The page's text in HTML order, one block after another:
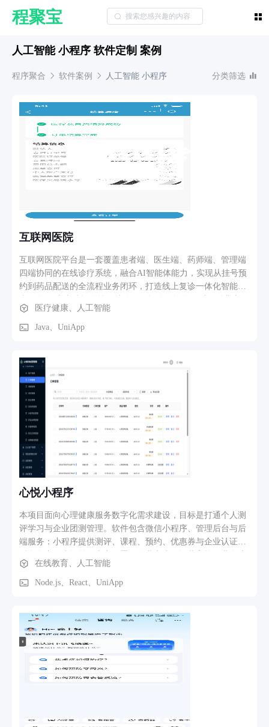
程聚宝
人工智能 小程序 软件定制 案例
程序聚合 软件案例 人工智能 小程序 分类筛选
互联网医院
互联网医院平台是一套覆盖患者端、医生端、药师端、管理端
四端协同的在线诊疗系统，融合AI智能体能力，实现从挂号预
约到药品配送的全流程业务闭环，打造线上复诊一体化智能诊
付、药品配送等核心功能。患者挂号时，智能分诊Agent根据主
诉症状自动推荐科室与医生，降低患者选择门槛；预问诊阶
检查单及病历，支持诊间多渠道缴费与药品配送或院内自提。
医生端涵盖排班管理、接诊会话、电子病历、处方管理、检查
检验、患者360视图及医保监管等模块。接诊后，辅助诊断
Agent基于患者主诉、病史及检查报告提供诊断建议与鉴别提
示，辅助医生快速判断；检查单解读预处理Agent自动解析检验
报告，标记异常指标并生成结构化摘要，减少医生阅读成本。
处方开立时，合理审方Agent实时校验配伍禁忌、药物相互作
用、特殊人群禁忌及超剂量风险，按风险等级分级拦截，保障
用药安全。医保监管模块支持事前调阅与开方过程中的规则实
时校验。 药师端负责处方人工审核，与AI审方形成人机协同双
重保障，覆盖处方合法性、用药适宜性及安全性审核。管理端
提供会话管理、订单管理、配送单管理、评价管理及对话记录
查看，实现全流程运营监控。问诊结束后，随访机器人Agent根
据诊断结论自动生成个性化随访计划，定时推送复诊提醒与健
康指导，形成诊后延续性管理闭环。 四端通过处方状态流转与
会话状态流转串联，AI智能体贯穿分诊、问诊、诊断、审方、
随访全链路，构建从诊前到诊后的智能化诊疗服务闭环。
医疗健康、人工智能
Java、UniApp
心悦小程序
本项目面向心理健康服务数字化需求建设，目标是打通个人测
评学习与企业团测管理。软件包含微信小程序、管理后台与后
端服务：小程序提供测评、课程、预约、优惠券与企业认证；
程为用户登录选购并支付使用服务，企业成员认证后完成团队
测评，后台统一配置内容、处理订单并导出结果。
在线教育、人工智能
Node.js、React、UniApp